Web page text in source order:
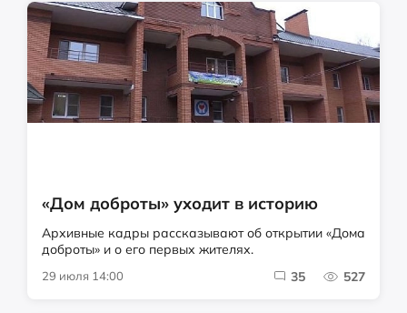
«Дом доброты» уходит в историю
Архивные кадры рассказывают об открытии «Дома
доброты» и о его первых жителях.
29 июля 14:00 35 527